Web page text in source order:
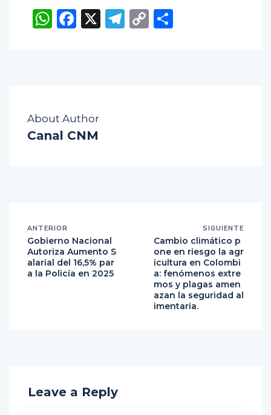
WhatsApp
Facebook
X Telegram
Copy
About Author
Canal CNM
ANTERIOR
Gobierno Nacional
Autoriza Aumento S
alarial del 16,5% par
a la Policía en 2025
SIGUIENTE
Cambio climático p
one en riesgo la agr
icultura en Colombi
a: fenómenos extre
mos y plagas amen
azan la seguridad al
imentaria.
Leave a Reply